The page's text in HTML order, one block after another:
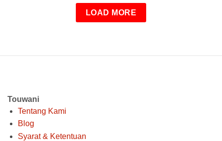
LOAD MORE
Touwani
Tentang Kami
Blog
Syarat & Ketentuan